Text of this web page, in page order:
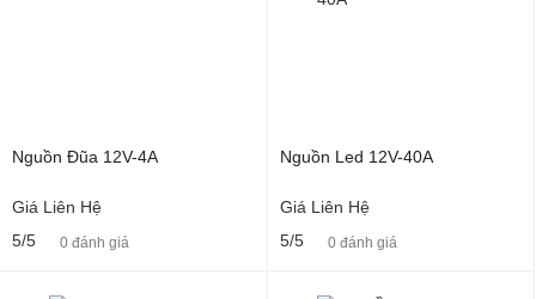
Nguồn Đũa 12V-4A
Giá Liên Hệ
5/5
0 đánh giá
Nguồn Led 12V-40A
Giá Liên Hệ
5/5
0 đánh giá